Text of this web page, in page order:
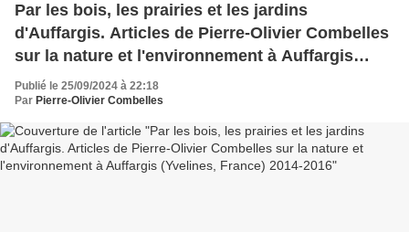
Par les bois, les prairies et les jardins
d'Auffargis. Articles de Pierre-Olivier Combelles
sur la nature et l'environnement à Auffargis
(Yvelines, France) 2014-2016
Publié le 25/09/2024 à 22:18
Par Pierre-Olivier Combelles